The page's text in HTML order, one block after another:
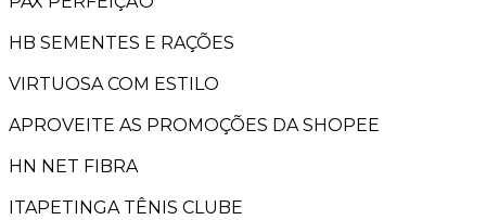
HB SEMENTES E RAÇÕES
VIRTUOSA COM ESTILO
APROVEITE AS PROMOÇÕES DA SHOPEE
HN NET FIBRA
ITAPETINGA TÊNIS CLUBE